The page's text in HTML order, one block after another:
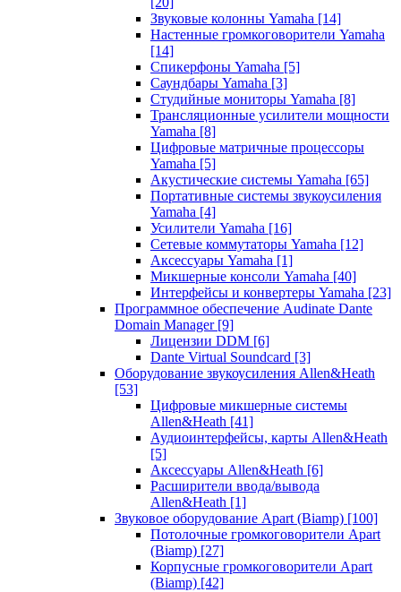
Звуковые колонны Yamaha [14]
Настенные громкоговорители Yamaha
[14]
Спикерфоны Yamaha [5]
Саундбары Yamaha [3]
Студийные мониторы Yamaha [8]
Трансляционные усилители мощности
Yamaha [8]
Цифровые матричные процессоры
Yamaha [5]
Акустические системы Yamaha [65]
Портативные системы звукоусиления
Yamaha [4]
Усилители Yamaha [16]
Сетевые коммутаторы Yamaha [12]
Аксессуары Yamaha [1]
Микшерные консоли Yamaha [40]
Интерфейсы и конвертеры Yamaha [23]
Программное обеспечение Audinate Dante
Domain Manager [9]
Лицензии DDM [6]
Dante Virtual Soundcard [3]
Оборудование звукоусиления Allen&Heath
[53]
Цифровые микшерные системы
Allen&Heath [41]
Аудиоинтерфейсы, карты Allen&Heath
[5]
Аксессуары Allen&Heath [6]
Расширители ввода/вывода
Allen&Heath [1]
Звуковое оборудование Apart (Biamp) [100]
Потолочные громкоговорители Apart
(Biamp) [27]
Корпусные громкоговорители Apart
(Biamp) [42]